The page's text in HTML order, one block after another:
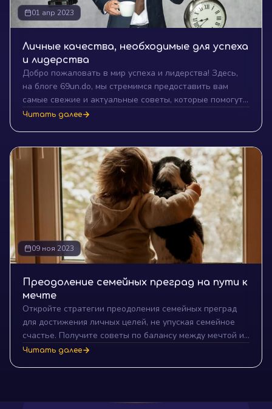
01 апр 2023
Личные качества, необходимые для успеха
и лидерства
Добро пожаловать в мир успеха и лидерства! Здесь,
на блоге 69un.do, мы стремимся предоставить вам
самые свежие и актуальные советы, которые помогут
вам достичь своих целей и стать лидером в своей
Начнем наше путешествие в мир успеха!
Читать далее
09 ноя 2023
Преодоление семейных преград на пути к
мечте
Откройте стратегии преодоления семейных преград
для достижения личных целей, не упуская семейное
счастье. Получите советы по балансу между мечтой и
семейной жизнью, гармоничному управлению
Читать далее